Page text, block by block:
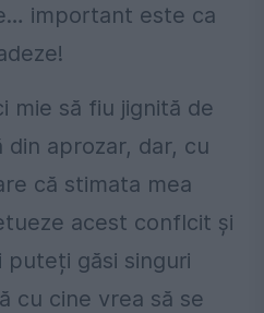
important este ca
mie să fiu jignită de
din aprozar, dar, cu
că stimata mea
acest conflcit și
puteți găsi singuri
cu cine vrea să se